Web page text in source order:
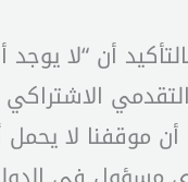
أن “لا
موقفنا لا